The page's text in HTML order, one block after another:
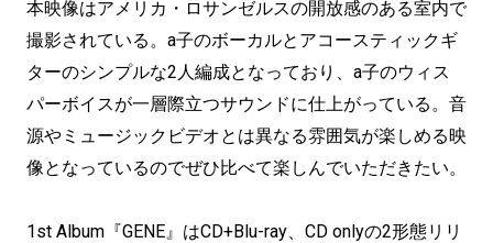
本映像はアメリカ・ロサンゼルスの開放感のある室内で
撮影されている。a子のボーカルとアコースティックギ
ターのシンプルな2人編成となっており、a子のウィス
パーボイスが一層際立つサウンドに仕上がっている。音
源やミュージックビデオとは異なる雰囲気が楽しめる映
像となっているのでぜひ比べて楽しんでいただきたい。
1st Album『GENE』はCD+Blu-ray、CD onlyの2形態リリ